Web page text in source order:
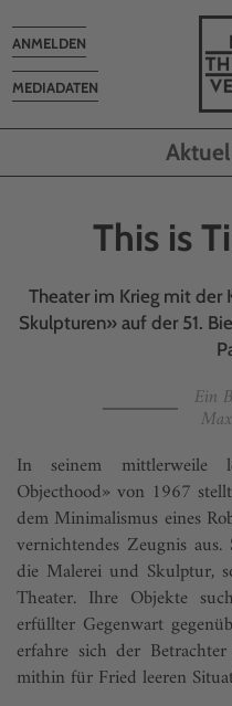
MEDIADATEN
Toggle
navigation
ANMELDEN
This is
Theater im Krieg mit der
Skulpturen» auf der 51.
Ein
In seinem mittlerweile
Objecthood» von 1967
dem Minimalismus eines
vernichtendes Zeugnis
die Malerei und Skulptur,
Theater. Ihre Objekte
erfüllter Gegenwart
erfahre sich der
mithin für Fried leeren